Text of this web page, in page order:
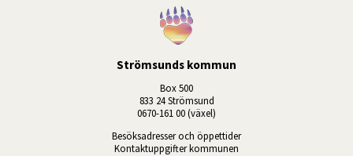
Strömsunds kommun
Box 500
833 24 Strömsund
0670-161 00 (växel)
Besöksadresser och öppettider
Kontaktuppgifter kommunen